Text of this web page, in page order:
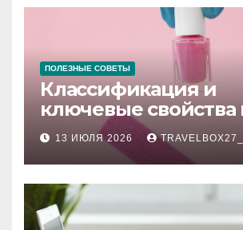
ПОЛЕЗНЫЕ СОВЕТЫ
Классификация и
ключевые свойства
лаков для ногтей
13 ИЮЛЯ 2026 TRAVELBOX27_